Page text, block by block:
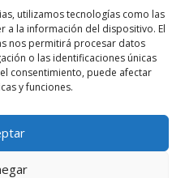
utilizamos tecnologías como las
a la información del dispositivo. El
nos permitirá procesar datos
o las identificaciones únicas
consentimiento, puede afectar
y funciones.
y regla.